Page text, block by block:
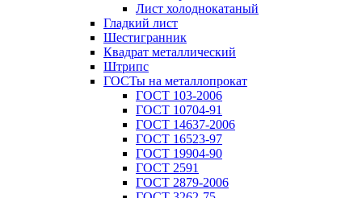
Лист холоднокатаный
Гладкий лист
Шестигранник
Квадрат металлический
Штрипс
ГОСТы на металлопрокат
ГОСТ 103-2006
ГОСТ 10704-91
ГОСТ 14637-2006
ГОСТ 16523-97
ГОСТ 19904-90
ГОСТ 2591
ГОСТ 2879-2006